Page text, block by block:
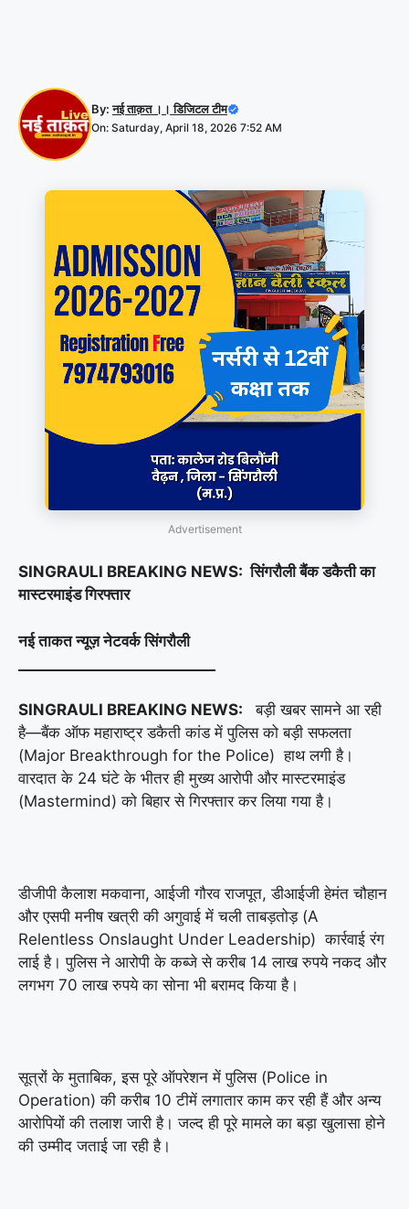
By:नई ताक़त ।। डिजिटल टीम
On: Saturday, April 18, 2026 7:52 AM
Advertisement
SINGRAULI BREAKING NEWS: सिंगरौली बैंक डकैती का
मास्टरमाइंड गिरफ्तार
नई ताकत न्यूज़ नेटवर्क सिंगरौली
SINGRAULI BREAKING NEWS:
बड़ी खबर सामने आ रही
है—बैंक ऑफ महाराष्ट्र डकैती कांड में पुलिस को बड़ी सफलता
(Major Breakthrough for the Police) हाथ लगी है।
वारदात के 24 घंटे के भीतर ही मुख्य आरोपी और मास्टरमाइंड
(Mastermind) को बिहार से गिरफ्तार कर लिया गया है।
डीजीपी कैलाश मकवाना, आईजी गौरव राजपूत, डीआईजी हेमंत चौहान
और एसपी मनीष खत्री की अगुवाई में चली ताबड़तोड़ (A
Relentless Onslaught Under Leadership) कार्रवाई रंग
लाई है। पुलिस ने आरोपी के कब्जे से करीब 14 लाख रुपये नकद और
लगभग 70 लाख रुपये का सोना भी बरामद किया है।
सूत्रों के मुताबिक, इस पूरे ऑपरेशन में पुलिस (Police in
Operation) की करीब 10 टीमें लगातार काम कर रही हैं और अन्य
आरोपियों की तलाश जारी है। जल्द ही पूरे मामले का बड़ा खुलासा होने
की उम्मीद जताई जा रही है।